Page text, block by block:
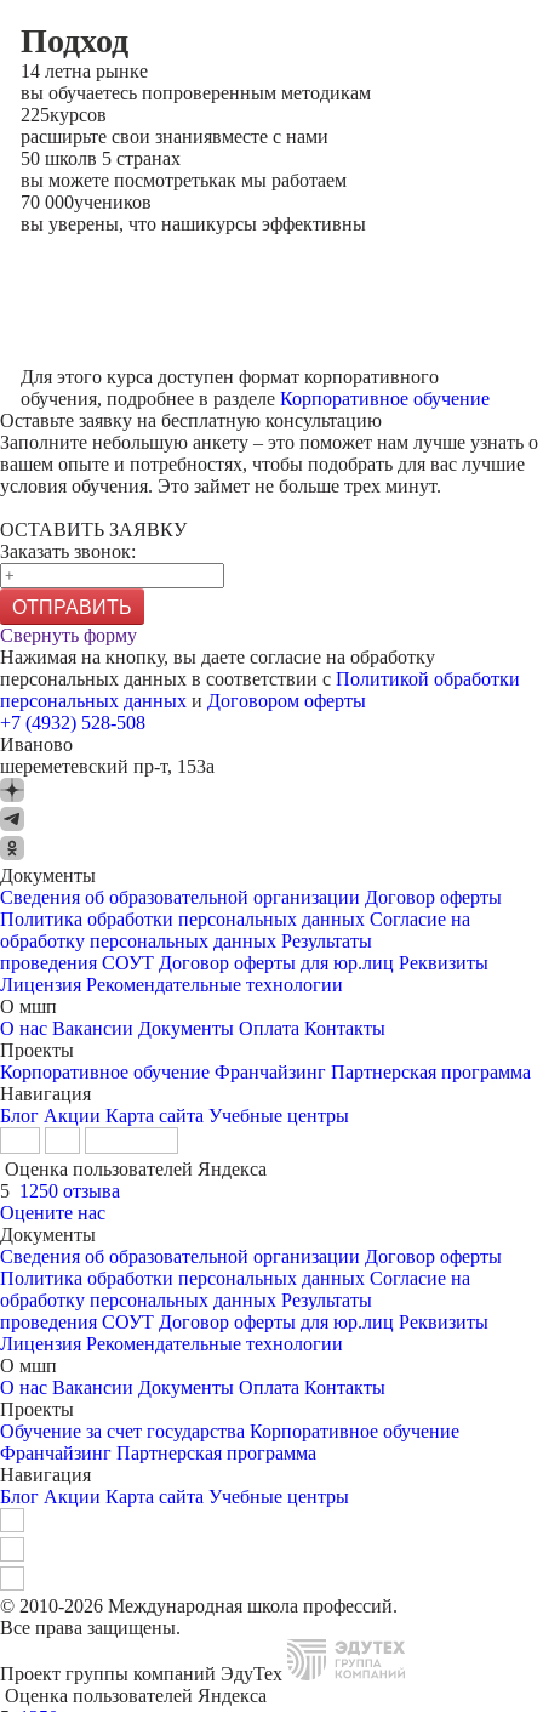
Подход
14 летна рынке
вы обучаетесь попроверенным методикам
225курсов
расширьте свои знаниявместе с нами
50 школв 5 странах
вы можете посмотретькак мы работаем
70 000учеников
вы уверены, что нашикурсы эффективны
Для этого курса доступен формат корпоративного
обучения, подробнее в разделе Корпоративное обучение
Оставьте заявку на бесплатную консультацию
Заполните небольшую анкету – это поможет нам лучше узнать о
вашем опыте и потребностях, чтобы подобрать для вас лучшие
условия обучения. Это займет не больше трех минут.
ОСТАВИТЬ ЗАЯВКУ
Заказать звонок:
ОТПРАВИТЬ
Свернуть форму
Нажимая на кнопку, вы даете согласие на обработку
персональных данных в соответствии с Политикой обработки
персональных данных и Договором оферты
+7 (4932) 528-508
Иваново
шереметевский пр-т, 153а
Документы
Сведения об образовательной организации Договор оферты
Политика обработки персональных данных Согласие на
обработку персональных данных Результаты
проведения СОУТ Договор оферты для юр.лиц Реквизиты
Лицензия Рекомендательные технологии
О мшп
О нас Вакансии Документы Оплата Контакты
Проекты
Корпоративное обучение Франчайзинг Партнерская программа
Навигация
Блог Акции Карта сайта Учебные центры
Оценка пользователей Яндекса
5 1250 отзыва
Оцените нас
Документы
Сведения об образовательной организации Договор оферты
Политика обработки персональных данных Согласие на
обработку персональных данных Результаты
проведения СОУТ Договор оферты для юр.лиц Реквизиты
Лицензия Рекомендательные технологии
О мшп
О нас Вакансии Документы Оплата Контакты
Проекты
Обучение за счет государства Корпоративное обучение
Франчайзинг Партнерская программа
Навигация
Блог Акции Карта сайта Учебные центры
© 2010-2026 Международная школа профессий.
Все права защищены.
Проект группы компаний ЭдуТех
Оценка пользователей Яндекса